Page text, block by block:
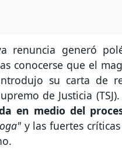
renuncia generó
conocerse que el
su carta de
de Justicia
en medio del
y las fuertes